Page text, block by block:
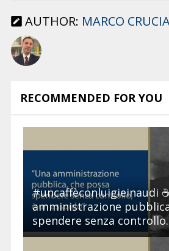
AUTHOR: MARCO
RECOMMENDED FOR YOU
#uncaffèconluigieinaudi
amministrazione
spendere senza